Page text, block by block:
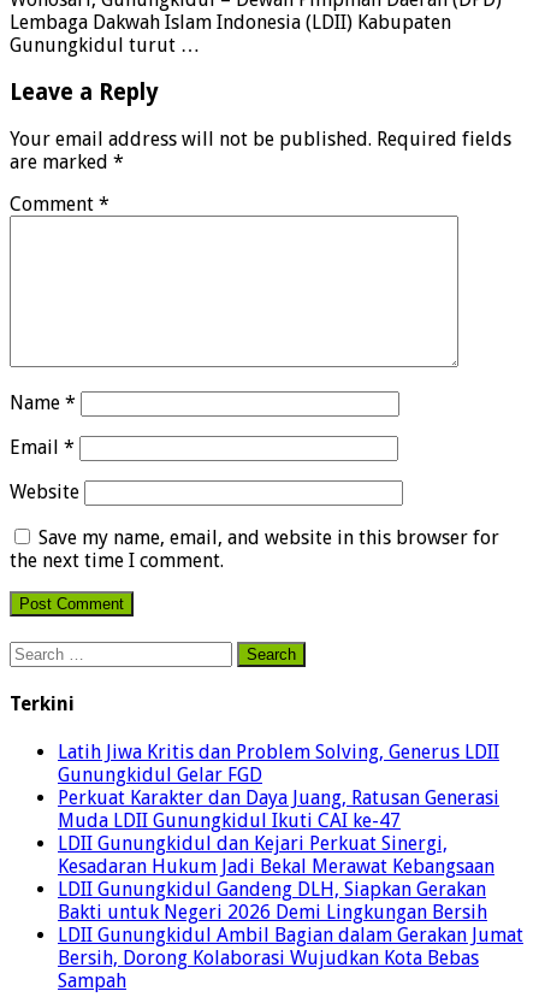
Lembaga Dakwah Islam Indonesia (LDII) Kabupaten
Gunungkidul turut …
Leave a Reply
Your email address will not be published. Required fields
are marked *
Comment *
Name *
Email *
Website
Save my name, email, and website in this browser for
the next time I comment.
Search
for:
Terkini
Latih Jiwa Kritis dan Problem Solving, Generus LDII
Gunungkidul Gelar FGD
Perkuat Karakter dan Daya Juang, Ratusan Generasi
Muda LDII Gunungkidul Ikuti CAI ke-47
LDII Gunungkidul dan Kejari Perkuat Sinergi,
Kesadaran Hukum Jadi Bekal Merawat Kebangsaan
LDII Gunungkidul Gandeng DLH, Siapkan Gerakan
Bakti untuk Negeri 2026 Demi Lingkungan Bersih
LDII Gunungkidul Ambil Bagian dalam Gerakan Jumat
Bersih, Dorong Kolaborasi Wujudkan Kota Bebas
Sampah